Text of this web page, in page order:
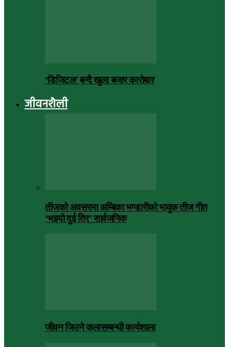
‘डिजिटल’ बन्दै खुला बजार कारोबार
जीवनशैली
तीजको अवसरमा अम्बिका भण्डारीको भावुक तीज गीत
‘भइयो दुई तिर’ सार्वजनिक
जीवन जिउने कलासम्बन्धी कार्यशाला